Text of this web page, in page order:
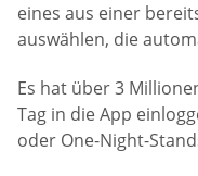
eines aus einer
auswählen, die
Es hat über 3
Tag in die App
oder One-Night-